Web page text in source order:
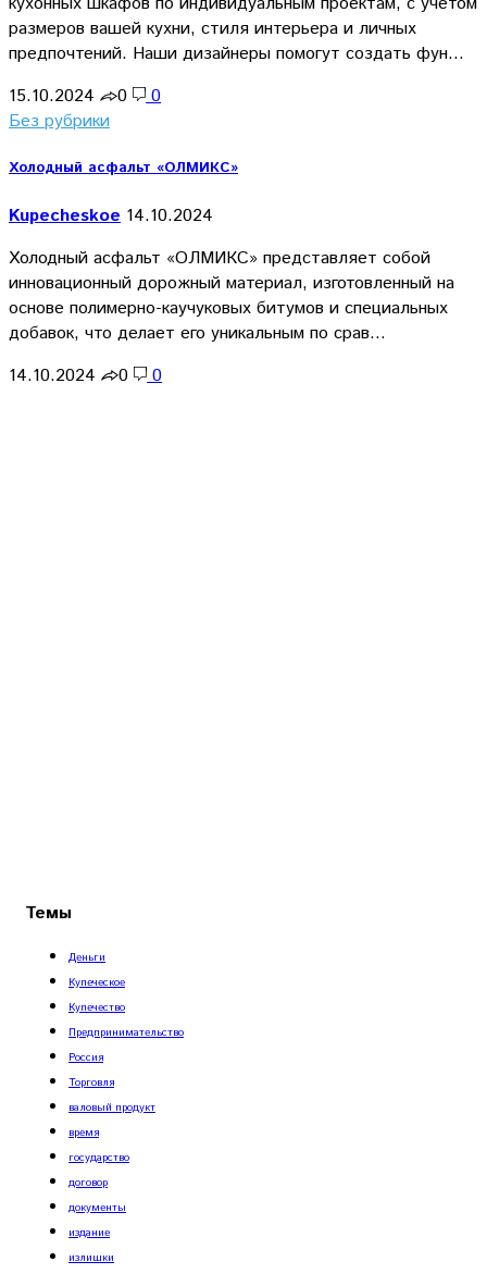
размеров вашей кухни, стиля интерьера и личных
предпочтений. Наши дизайнеры помогут создать фун…
15.10.2024
0
0
Без рубрики
Холодный асфальт «ОЛМИКС»
Kupecheskoe 14.10.2024
Холодный асфальт «ОЛМИКС» представляет собой
инновационный дорожный материал, изготовленный на
основе полимерно-каучуковых битумов и специальных
добавок, что делает его уникальным по срав…
14.10.2024
0 0
Темы
Деньги
Купеческое
Купечество
Предпринимательство
Россия
Торговля
валовый продукт
время
государство
договор
документы
издание
излишки